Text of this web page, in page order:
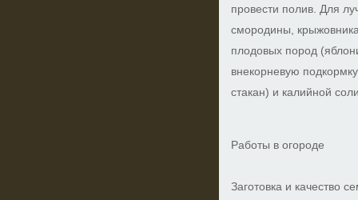
провести полив. Для
смородины,
плодовых пород
внекорневую
стакан) и калийной
Работы в огороде
Заготовка и качество